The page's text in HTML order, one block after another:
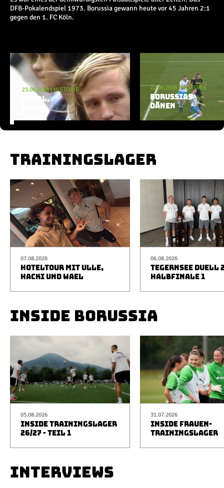
Europa League
Inside
News
Interviews
Pressekonferenzen
Rund um Borussia
English
Alle Videos
DFB-Pokalendspiel 1973. Borussia gewann heute vor 45 Jahren 2:1
gegen den 1. FC Köln.
Aktuelle Playlist
23.06.2018|HISTORIE
POKAL,
POKAL
22.06.2018 |HISTORIE
BORUSSIAS
DÄNEN
TRAININGSLAGER
07.08.2026
HOTELTOUR MIT ULLE,
HACKI UND WAEL
06.08.2026
TEGERNSEE DUELL
HALBFINALE 1
INSIDE BORUSSIA
05.08.2026
INSIDE TRAININGSLAGER
26/27 - TEIL 1
31.07.2026
INSIDE FRAUEN-
TRAININGSLAGER
INTERVIEWS